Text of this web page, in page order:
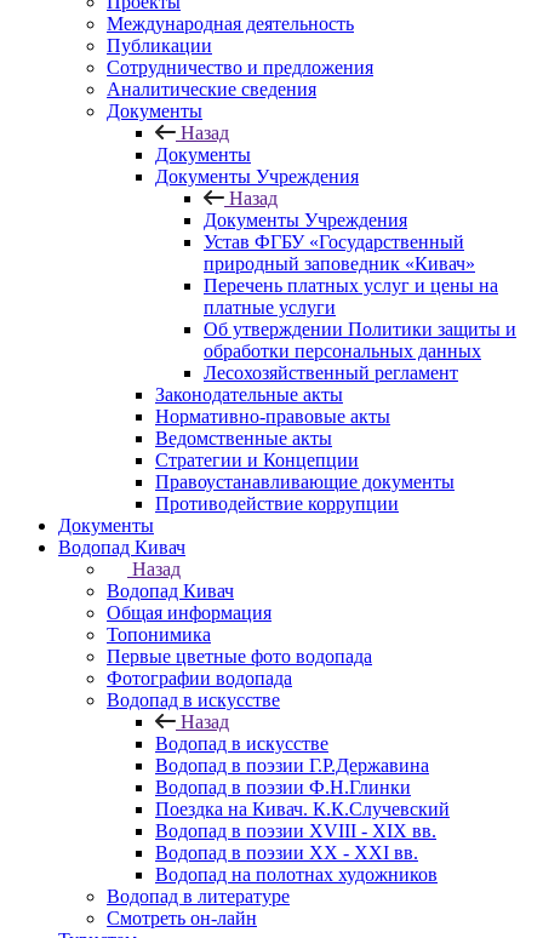
Международная деятельность
Публикации
Сотрудничество и предложения
Аналитические сведения
Документы
Назад
Документы
Документы Учреждения
Назад
Документы Учреждения
Устав ФГБУ «Государственный
природный заповедник «Кивач»
Перечень платных услуг и цены на
платные услуги
Об утверждении Политики защиты и
обработки персональных данных
Лесохозяйственный регламент
Законодательные акты
Нормативно-правовые акты
Ведомственные акты
Стратегии и Концепции
Правоустанавливающие документы
Противодействие коррупции
Документы
Водопад Кивач
Назад
Водопад Кивач
Общая информация
Топонимика
Первые цветные фото водопада
Фотографии водопада
Водопад в искусстве
Назад
Водопад в искусстве
Водопад в поэзии Г.Р.Державина
Водопад в поэзии Ф.Н.Глинки
Поездка на Кивач. К.К.Случевский
Водопад в поэзии XVIII - XIX вв.
Водопад в поэзии XX - XXI вв.
Водопад на полотнах художников
Водопад в литературе
Смотреть он-лайн